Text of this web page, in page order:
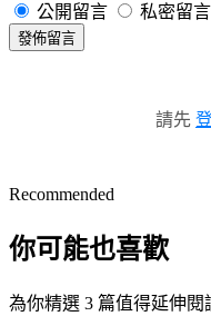
公開留言 私密留言
發佈留言
請先
Recommended
你可能也喜歡
為你精選 3 篇值得延伸閱